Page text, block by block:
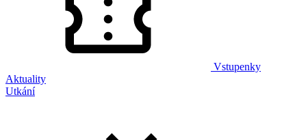
Vstupenky
Aktuality
Utkání